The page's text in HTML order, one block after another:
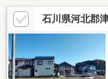
石川県河北郡